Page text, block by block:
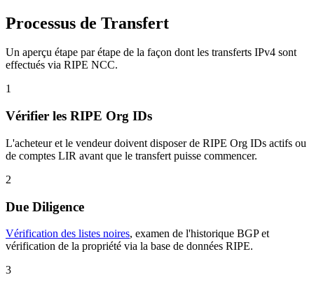
Processus de Transfert
Un aperçu étape par étape de la façon dont les transferts IPv4 sont
effectués via RIPE NCC.
1
Vérifier les RIPE Org IDs
L'acheteur et le vendeur doivent disposer de RIPE Org IDs actifs ou
de comptes LIR avant que le transfert puisse commencer.
2
Due Diligence
Vérification des listes noires, examen de l'historique BGP et
vérification de la propriété via la base de données RIPE.
3